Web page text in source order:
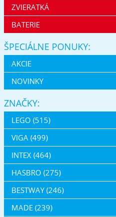
ZVIERATKÁ
BATERIE
ŠPECIÁLNE PONUKY:
AKCIE
NOVINKY
ZNAČKY:
LEGO (515)
VIGA (499)
INTEX (464)
HASBRO (275)
BESTWAY (246)
MADE (239)